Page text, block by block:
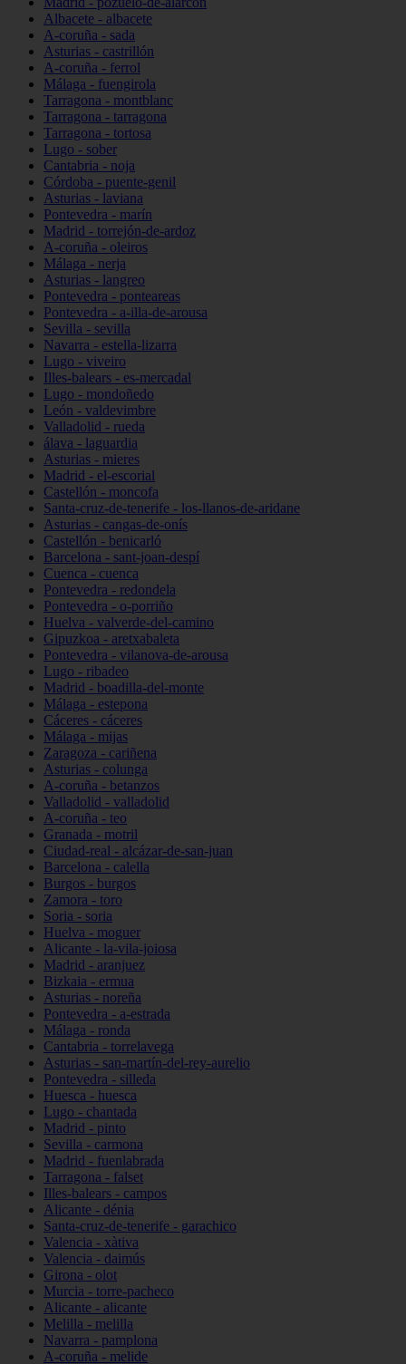
Albacete - albacete
A-coruña - sada
Asturias - castrillón
A-coruña - ferrol
Málaga - fuengirola
Tarragona - montblanc
Tarragona - tarragona
Tarragona - tortosa
Lugo - sober
Cantabria - noja
Córdoba - puente-genil
Asturias - laviana
Pontevedra - marín
Madrid - torrejón-de-ardoz
A-coruña - oleiros
Málaga - nerja
Asturias - langreo
Pontevedra - ponteareas
Pontevedra - a-illa-de-arousa
Sevilla - sevilla
Navarra - estella-lizarra
Lugo - viveiro
Illes-balears - es-mercadal
Lugo - mondoñedo
León - valdevimbre
Valladolid - rueda
álava - laguardia
Asturias - mieres
Madrid - el-escorial
Castellón - moncofa
Santa-cruz-de-tenerife - los-llanos-de-aridane
Asturias - cangas-de-onís
Castellón - benicarló
Barcelona - sant-joan-despí
Cuenca - cuenca
Pontevedra - redondela
Pontevedra - o-porriño
Huelva - valverde-del-camino
Gipuzkoa - aretxabaleta
Pontevedra - vilanova-de-arousa
Lugo - ribadeo
Madrid - boadilla-del-monte
Málaga - estepona
Cáceres - cáceres
Málaga - mijas
Zaragoza - cariñena
Asturias - colunga
A-coruña - betanzos
Valladolid - valladolid
A-coruña - teo
Granada - motril
Ciudad-real - alcázar-de-san-juan
Barcelona - calella
Burgos - burgos
Zamora - toro
Soria - soria
Huelva - moguer
Alicante - la-vila-joiosa
Madrid - aranjuez
Bizkaia - ermua
Asturias - noreña
Pontevedra - a-estrada
Málaga - ronda
Cantabria - torrelavega
Asturias - san-martín-del-rey-aurelio
Pontevedra - silleda
Huesca - huesca
Lugo - chantada
Madrid - pinto
Sevilla - carmona
Madrid - fuenlabrada
Tarragona - falset
Illes-balears - campos
Alicante - dénia
Santa-cruz-de-tenerife - garachico
Valencia - xàtiva
Valencia - daimús
Girona - olot
Murcia - torre-pacheco
Alicante - alicante
Melilla - melilla
Navarra - pamplona
A-coruña - melide